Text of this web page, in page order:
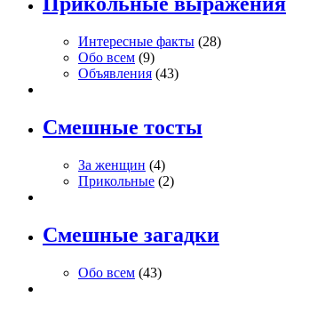
Интересные факты (28)
Обо всем (9)
Объявления (43)
Смешные тосты
За женщин (4)
Прикольные (2)
Смешные загадки
Обо всем (43)